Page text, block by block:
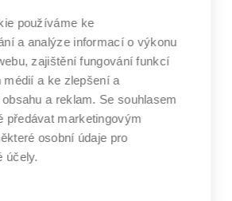
fondů
ContriBUTe
učení
technické
V BRNĚ
www.vut.cz
vut@vutbr.cz
používáme ke
a analýze informací o výkonu
zajištění fungování funkcí
médií a ke zlepšení a
a reklam. Se souhlasem
předávat marketingovým
osobní údaje pro
účely.